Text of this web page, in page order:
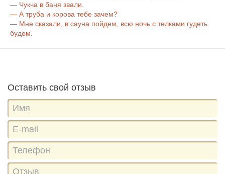
— Чукча в баня звали.
— А труба и корова тебе зачем?
— Мне сказали, в сауна пойдем, всю ночь с телками гудеть
будем.
Оставить свой отзыв